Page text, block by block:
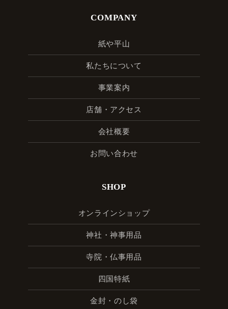
COMPANY
紙や平山
私たちについて
事業案内
店舗・アクセス
会社概要
お問い合わせ
SHOP
オンラインショップ
神社・神事用品
寺院・仏事用品
四国特紙
金封・のし袋